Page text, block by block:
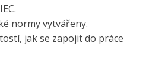
normy vytvářeny.
jak se zapojit do práce